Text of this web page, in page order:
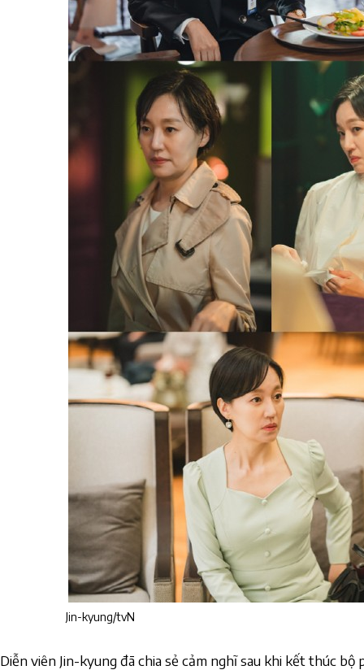
Jin-kyung/tvN
Diễn viên Jin-kyung đã chia sẻ cảm nghĩ sau khi kết thúc